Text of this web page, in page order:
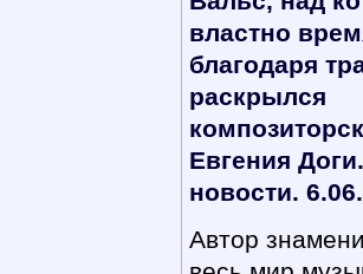
властно
благодаря
раскрылся
Евгения
новости.
Автор